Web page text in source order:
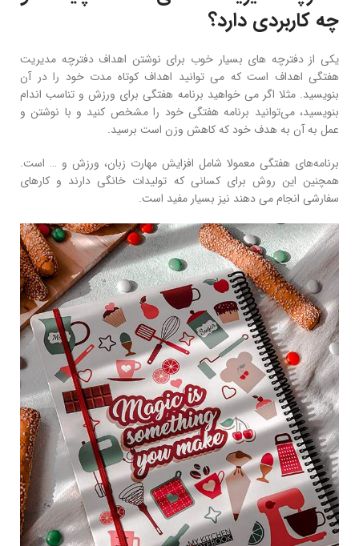
چه کاربردی دارد؟
یکی از دفترچه‌ های بسیار خوب برای نوشتن اهداف دفترچه مدیریت
هفتگی اهداف است که می‌ توانید اهداف کوتاه مدت خود را در آن
بنویسید. مثلا اگر می‌ خواهید برنامه هفتگی برای ورزش و تناسب اندام
بنویسید، می‌توانید برنامه هفتگی خود را مشخص کنید و با نوشتن و
عمل به آن به هدف خود که کاهش وزن است برسید.
برنامه‌های هفتگی معمولا شامل افزایش مهارت زبان، ورزش و … است.
همچنین این روش برای کسانی که تولیدات خانگی دارند و کارهای
سفارشی انجام می‌ دهند نیز بسیار مفید است.